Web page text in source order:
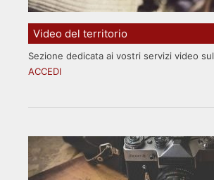
Video del territorio
Sezione dedicata ai vostri servizi video
ACCEDI